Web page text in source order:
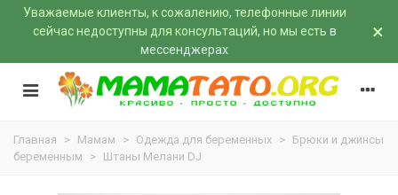
Уважаемые клиенты, к сожалению, телефонные линии
сейчас недоступны для консультаций, но мы есть в
мессенджерах
×
Главная > Мамам > Одежда для беременных > Брюки и джинсы
беременным
> Штаны Мелани DJ